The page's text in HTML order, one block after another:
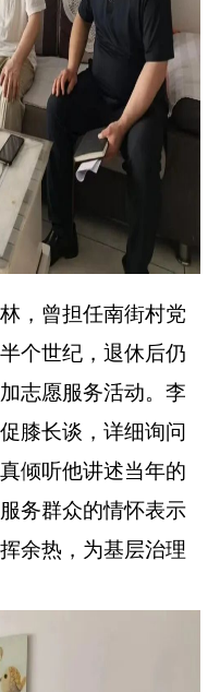
，曾担任南街村党
个世纪，退休后仍
志愿服务活动。李
膝长谈，详细询问
倾听他讲述当年的
务群众的情怀表示
余热，为基层治理